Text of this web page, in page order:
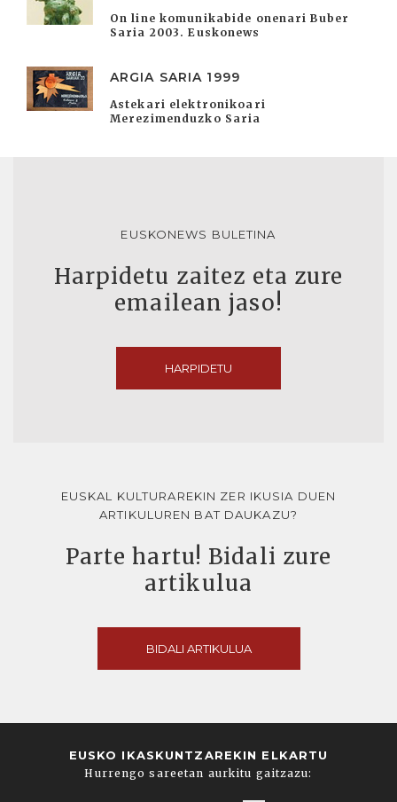
On line komunikabide onenari Buber
Saria 2003. Euskonews
ARGIA SARIA 1999
Astekari elektronikoari
Merezimenduzko Saria
EUSKONEWS BULETINA
Harpidetu zaitez eta zure
emailean jaso!
HARPIDETU
EUSKAL KULTURAREKIN ZER IKUSIA DUEN
ARTIKULUREN BAT DAUKAZU?
Parte hartu! Bidali zure
artikulua
BIDALI ARTIKULUA
EUSKO IKASKUNTZAREKIN ELKARTU
Hurrengo sareetan aurkitu gaitzazu: